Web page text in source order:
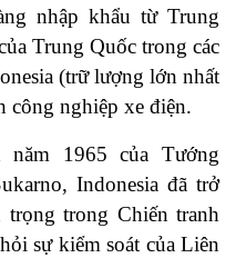
nhập khẩu từ Trung
Trung Quốc trong các
(trữ lượng lớn nhất
công nghiệp xe điện.
năm 1965 của Tướng
Indonesia đã trở
trong Chiến tranh
sự kiểm soát của Liên